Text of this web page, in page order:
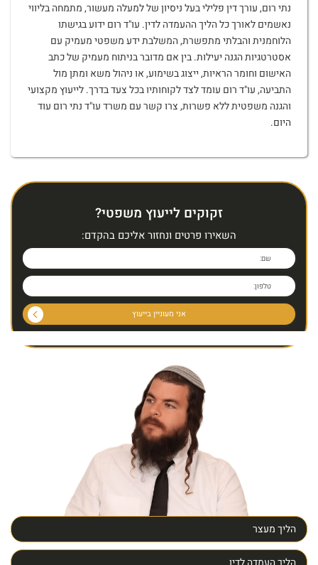
הליך מעצר
נתי רום, עורך דין פלילי בעל ניסיון של למעלה מעשור, מתמחה בליווי
נאשמים לאורך כל הליך ההעמדה לדין. עו"ד רום ידוע בגישתו
הלוחמנית והבלתי מתפשרת, המשלבת ידע משפטי מעמיק עם
אסטרטגיות הגנה יעילות. בין אם מדובר בניתוח מעמיק של כתב
האישום וחומר הראיות, ייצוג בשימוע, או ניהול משא ומתן מול
התביעה, עו"ד רום עומד לצד לקוחותיו בכל צעד בדרך. לייעוץ מקצועי
והגנה משפטית ללא פשרות, צרו קשר עם משרד עו"ד נתי רום עוד
היום.
זקוקים לייעוץ משפטי?
השאירו פרטים ונחזור אליכם בהקדם: